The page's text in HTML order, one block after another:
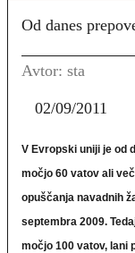
Od danes
Avtor: sta
02/09/2011
V Evropski uniji je od
močjo 60 vatov ali
opuščanja navadnih
septembra 2009.
močjo 100 vatov, lani